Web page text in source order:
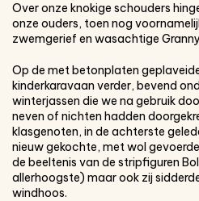
Over onze knokige schouders
onze ouders, toen nog
zwemgerief en wasachtige
Op de met betonplaten
kinderkaravaan verder, bevend
winterjassen die we na gebruik
neven of nichten hadden
klasgenoten, in de achterste
nieuw gekochte, met wol
de beeltenis van de stripfiguren
allerhoogste) maar ook zij
windhoos.